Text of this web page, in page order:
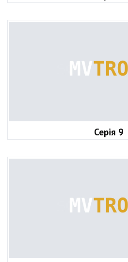
Серія 9